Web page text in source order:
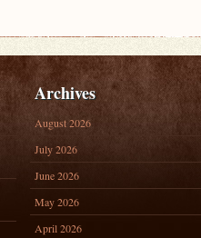
Archives
August 2026
July 2026
June 2026
May 2026
April 2026